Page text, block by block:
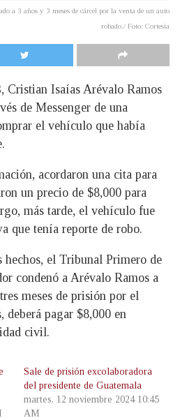
a 3 años y 3 meses de cárcel por la venta de un auto
robado./ Foto: Cortesía
Cristian Isaías Arévalo Ramos
de Messenger de una
el vehículo que había
acordaron una cita para
un precio de $8,000 para
más tarde, el vehículo fue
que tenía reporte de robo.
hechos, el Tribunal Primero de
condenó a Arévalo Ramos a
meses de prisión por el
deberá pagar $8,000 en
civil.
Sale de prisión excolaboradora
del presidente de Guatemala
martes, 12 noviembre 2024 10:45
AM